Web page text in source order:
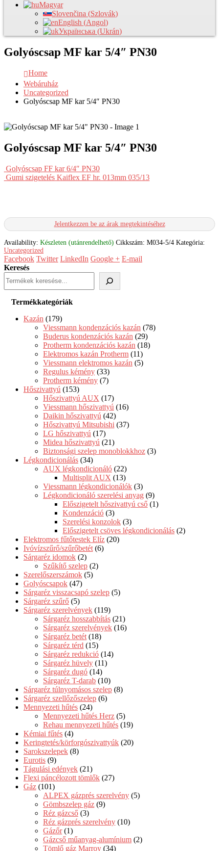
Magyar
Slovenčina (Szlovák)
English (Angol)
Українська (Ukrán)
Golyóscsap MF kar 5/4″ PN30
Home
Webáruház
Uncategorized
Golyóscsap MF kar 5/4″ PN30
Golyóscsap MF kar 5/4″ PN30
Golyóscsap FF kar 6/4″ PN30
Gumi szigetelés Kaiflex EF hr. 013mm 035/13
Jelentkezzen be az árak megtekintéséhez
Availability: Készleten (utánrendelhető) Cikkszám: M034-5/4 Kategória:
Uncategorized
Facebook Twitter LinkedIn Google + E-mail
Keresés
Termékkategóriák
Kazán (179)
Viessmann kondenzációs kazán (78)
Buderus kondenzációs kazán (29)
Protherm kondenzációs kazán (18)
Elektromos kazán Protherm (11)
Viessmann elektromos kazán (5)
Regulus kémény (33)
Protherm kémény (7)
Hőszivattyú (153)
Hőszivattyú AUX (17)
Viessmann hőszivattyú (16)
Daikin hőszivattyú (42)
Hőszivattyú Mitsubishi (37)
LG hőszivattyú (17)
Midea hőszivattyú (21)
Biztonsági szelep monoblokkhoz (3)
Légkondicionálás (34)
AUX légkondicionáló (22)
Multisplit AUX (13)
Viessmann légkondicionálók (3)
Légkondicionáló szerelési anyag (9)
Előszigetelt hőszivattyú cső (1)
Kondenzáció (3)
Szerelési konzolok (3)
Előszigetelt csöves légkondicionálás (2)
Elektromos fűtőtestek Elíz (20)
Ivóvízszűrő/szűrőbetét (6)
Sárgaréz idomok (2)
Szűkítő szelep (2)
Szerelőszerszámok (5)
Golyóscsapok (47)
Sárgaréz visszacsapó szelep (5)
Sárgaréz szűrő (5)
Sárgaréz szerelvények (119)
Sárgaréz hosszabbítás (21)
Sárgaréz szerelvények (16)
Sárgaréz betét (18)
Sárgaréz térd (15)
Sárgaréz redukció (14)
Sárgaréz hüvely (11)
Sárgaréz dugó (14)
Sárgaréz T-darab (10)
Sárgaréz túlnyomásos szelep (8)
Sárgaréz szellőzőszelep (6)
Mennyezeti hűtés (24)
Mennyezeti hűtés Herz (5)
Rehau mennyezeti hűtés (19)
Kémiai fűtés (4)
Keringtetés/körforgószivattyúk (20)
Sarokszelepek (8)
Eurotis (9)
Tágulási edények (21)
Flexi páncélozott tömlők (27)
Gáz (101)
ALPEX gázprés szerelvény (5)
Gömbszelep gáz (9)
Réz gázcső (3)
Réz gázprés szerelvény (10)
Gázőr (1)
Gázcső műanyag-alumínium (2)
Tömlő gáz Marroy (34)